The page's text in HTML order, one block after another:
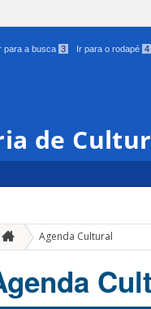
para a busca 3 Ir para o rodapé 4
de
Agenda Cultural